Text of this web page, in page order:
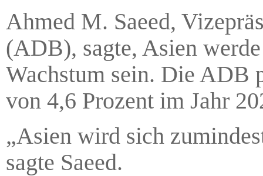
Ahmed M. Saeed,
(ADB), sagte, Asien
Wachstum sein. Die ADB
von 4,6 Prozent im Jahr
„Asien wird sich
sagte Saeed.